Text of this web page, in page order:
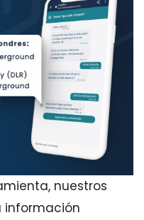
nuestros
información